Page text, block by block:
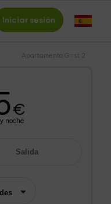
Iniciar sesión
Apartamento Grist 2
€
noche